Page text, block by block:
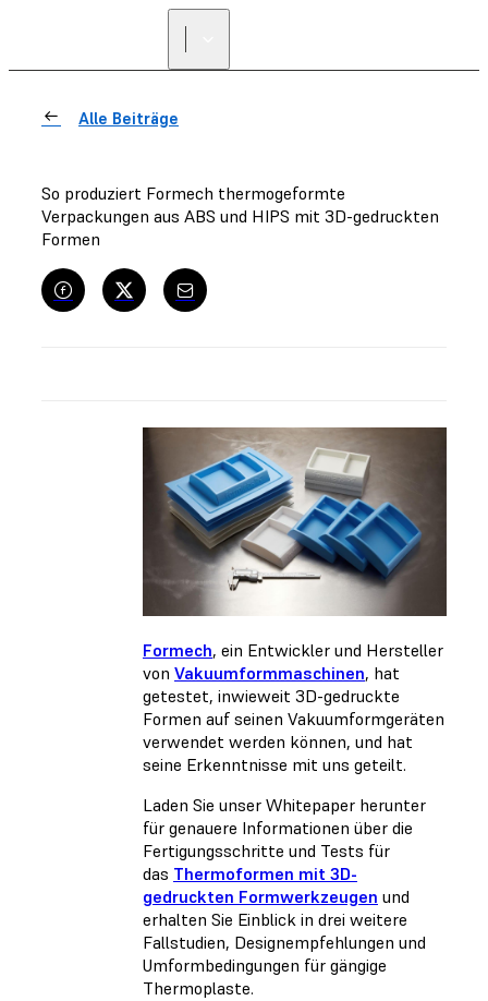
Alle Beiträge
So produziert Formech thermogeformte
Verpackungen aus ABS und HIPS mit 3D-gedruckten
Formen
Formech, ein Entwickler und Hersteller
von Vakuumformmaschinen, hat
getestet, inwieweit 3D-gedruckte
Formen auf seinen Vakuumformgeräten
verwendet werden können, und hat
seine Erkenntnisse mit uns geteilt.
Laden Sie unser Whitepaper herunter
für genauere Informationen über die
Fertigungsschritte und Tests für
das Thermoformen mit 3D-
gedruckten Formwerkzeugen und
erhalten Sie Einblick in drei weitere
Fallstudien, Designempfehlungen und
Umformbedingungen für gängige
Thermoplaste.